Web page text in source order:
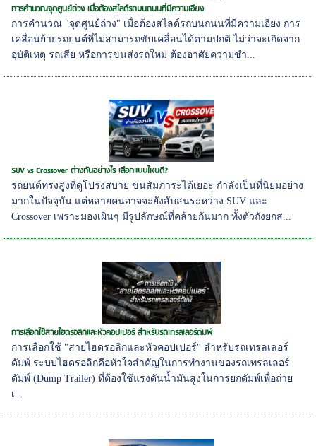
การคำนวณจุดศูนย์ถ่วง เมื่อต้องสไลด์รถบนถนนที่มีความเอียง
การคำนวณ "จุดศูนย์ถ่วง" เมื่อต้องสไลด์รถบนถนนที่มีความเอียง การ
เคลื่อนย้ายรถยนต์ที่ไม่สามารถขับเคลื่อนได้ตามปกติ ไม่ว่าจะเกิดจาก
อุบัติเหตุ รถเสีย หรือการขนส่งรถใหม่ ต้องอาศัยความชำ...
SUV vs Crossover ต่างกันอย่างไร เลือกแบบไหนดี?
รถยนต์ทรงสูงที่ดูโปร่งสบาย ขนสัมภาระได้เยอะ กำลังเป็นที่นิยมอย่าง
มากในปัจจุบัน แต่หลายคนอาจจะยังสับสนระหว่าง SUV และ
Crossover เพราะมองเผินๆ มีรูปลักษณ์ที่คล้ายกันมาก ทั้งตัวถังยกส...
การเลือกใช้สายไฮดรอลิกและหัวคอปเปอร์ สำหรับรถเทรลเลอร์ดัมพ์
การเลือกใช้ "สายไฮดรอลิกและหัวคอปเปอร์" สำหรับรถเทรลเลอร์
ดัมพ์ ระบบไฮดรอลิกคือหัวใจสำคัญในการทำงานของรถเทรลเลอร์
ดัมพ์ (Dump Trailer) ที่ต้องใช้แรงดันน้ำมันสูงในการยกดัมพ์เพื่อถ่าย
เ...